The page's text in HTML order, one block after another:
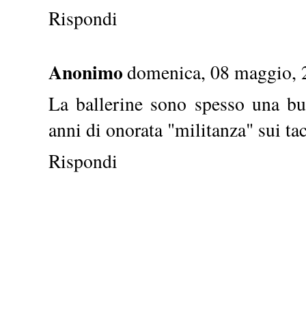
Rispondi
Anonimodomenica, 08 maggio,
La ballerine sono spesso una
anni di onorata "militanza" sui
Rispondi